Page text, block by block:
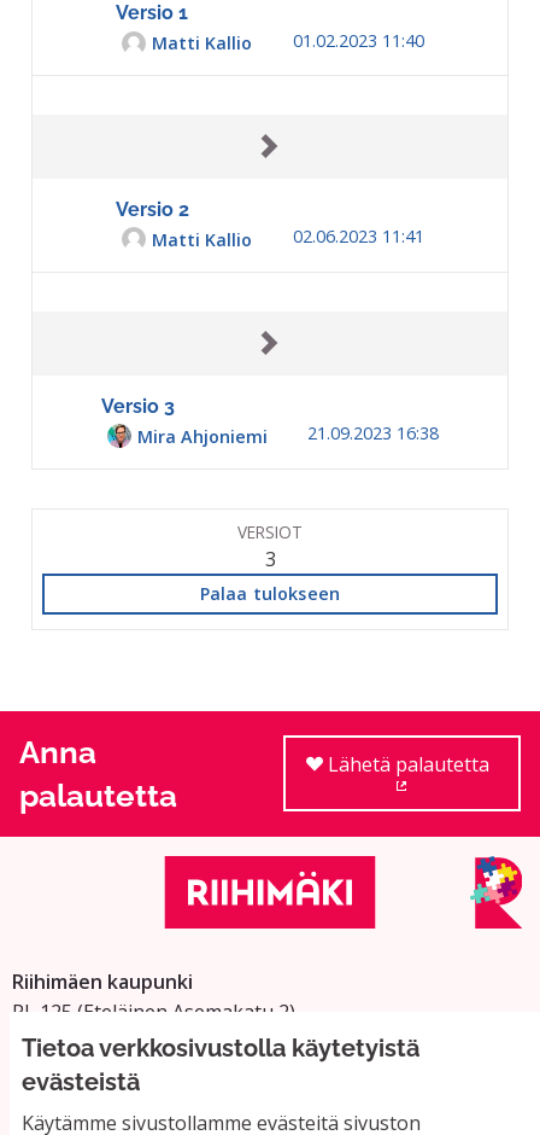
Tietoa verkkosivustolla käytetyistä
evästeistä
Käytämme sivustollamme evästeitä sivuston
Versio 1
Matti Kallio
01.02.2023 11:40
Versio 2
Matti Kallio
02.06.2023 11:41
Versio 3
Mira Ahjoniemi
21.09.2023 16:38
VERSIOT
3
Palaa tulokseen
Anna
palautetta
Lähetä palautetta
Riihimäen kaupunki
PL 125 (Eteläinen Asemakatu 2)
11101 Riihimäki
Vaihde: 019 758 4000
Sähköpostiosoitteet: